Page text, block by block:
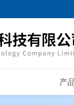
产